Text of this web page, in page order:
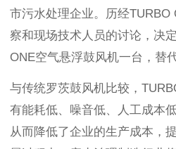
市污水处理企业。历经TURBO
察和现场技术人员的讨论，决
ONE空气悬浮鼓风机一台，替
与传统罗茨鼓风机比较，
有能耗低、噪音低、人工成本
从而降低了企业的生产成本，